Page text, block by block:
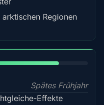
Regionen
Spätes Frühjahr
Effekte